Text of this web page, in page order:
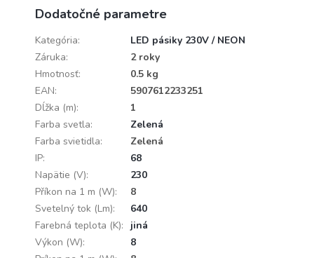
Dodatočné parametre
Kategória:
LED pásiky 230V / NEON
Záruka:
2 roky
Hmotnosť:
0.5 kg
EAN:
5907612233251
Dĺžka (m):
1
Farba svetla:
Zelená
Farba svietidla:
Zelená
IP:
68
Napätie (V):
230
Příkon na 1 m (W):
8
Svetelný tok (Lm):
640
Farebná teplota (K):
jiná
Výkon (W):
8